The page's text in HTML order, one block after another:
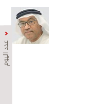
عدد اليوم